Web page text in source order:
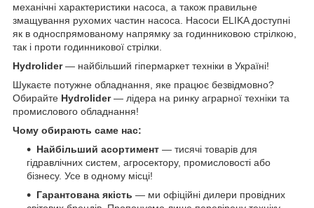
механічні характеристики насоса, а також правильне
змащування рухомих частин насоса. Насоси ELIKA доступні
як в односпрямованому напрямку за годинниковою стрілкою,
так і проти годинникової стрілки.
Hydrolider— найбільший гіпермаркет техніки в Україні!
Шукаєте потужне обладнання, яке працює безвідмовно?
Обирайте Hydrolider— лідера на ринку аграрної техніки та
промислового обладнання!
Чому обирають саме нас:
Найбільший асортимент — тисячі товарів для
гідравлічних систем, агросектору, промисловості або
бізнесу. Усе в одному місці!
Гарантована якість — ми офіційні дилери провідних